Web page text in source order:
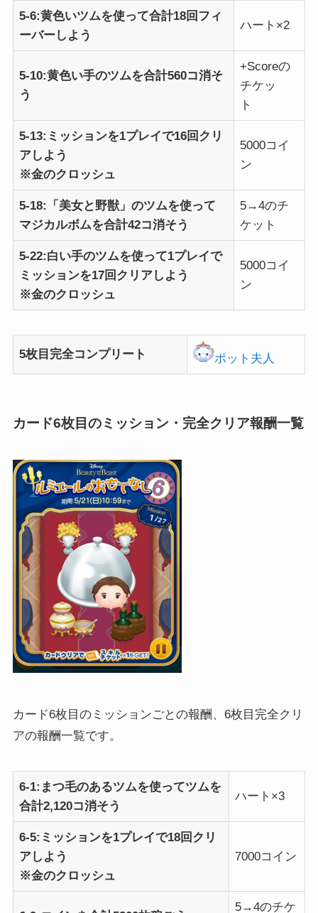
5-6:黄色いツムを使って合計18回フィ
ーバーしよう
ハート×2
5-10:黄色い手のツムを合計560コ消そ
う
+Scoreの
チケッ
ト
5-13:ミッションを1プレイで16回クリ
アしよう
※金のクロッシュ
5000コイ
ン
5-18:「美女と野獣」のツムを使って
マジカルボムを合計42コ消そう
5→4のチ
ケット
5-22:白い手のツムを使って1プレイで
ミッションを17回クリアしよう
※金のクロッシュ
5000コイ
ン
5枚目完全コンプリート ポット夫人
カード6枚目のミッション・完全クリア報酬一覧
カード6枚目のミッションごとの報酬、6枚目完全クリ
アの報酬一覧です。
6-1:まつ毛のあるツムを使ってツムを
合計2,120コ消そう
ハート×3
6-5:ミッションを1プレイで18回クリ
アしよう
※金のクロッシュ
7000コイン
5→4のチケ